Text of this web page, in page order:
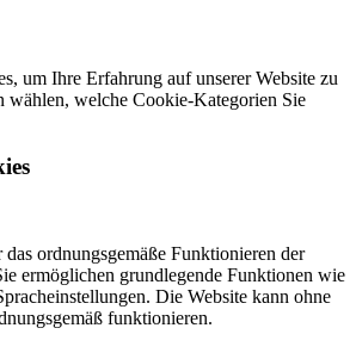
um Ihre Erfahrung auf unserer Website zu
wählen, welche Cookie-Kategorien Sie
ordnungsgemäße Funktionieren der
ermöglichen grundlegende Funktionen wie
Die Website kann ohne
funktionieren.